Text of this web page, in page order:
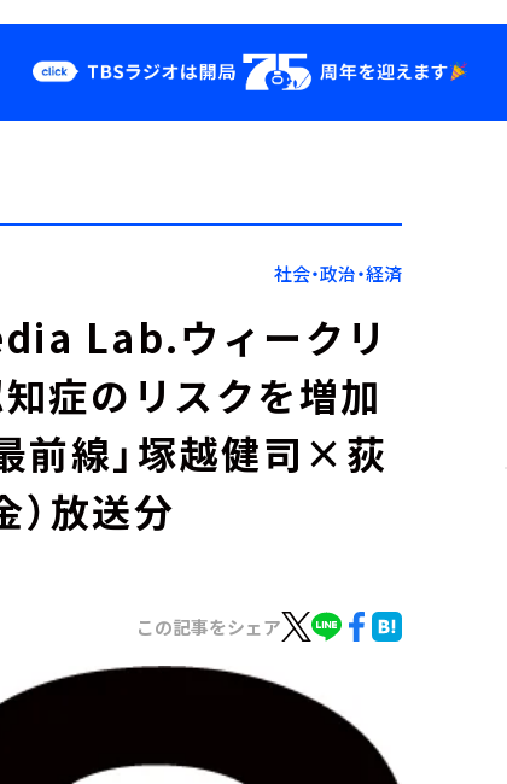
YouTube
会社情報社会・政治・経済
Lab.ウィークリ
症のリスクを増加
前線」塚越健司×荻
放送分
この記事をシェア